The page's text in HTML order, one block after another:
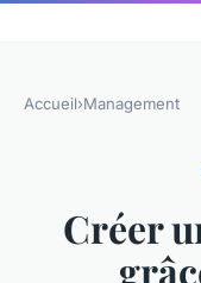
Accueil›Management
Créer